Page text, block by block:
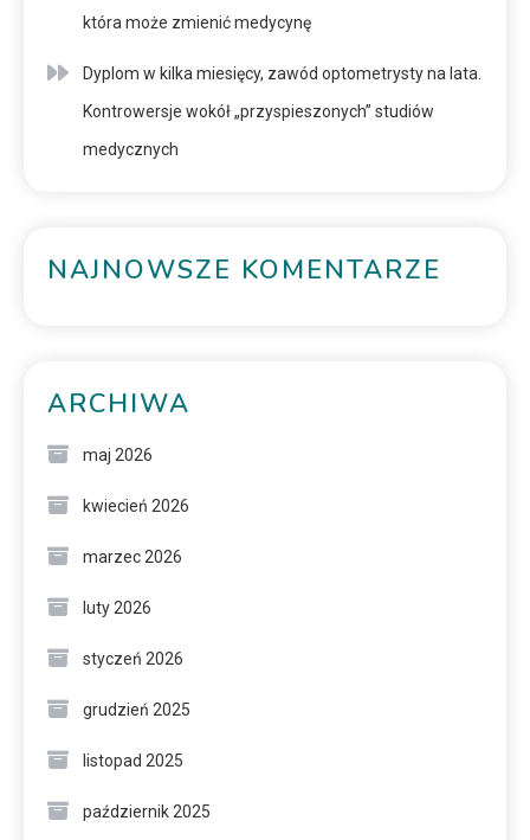
która może zmienić medycynę
Dyplom w kilka miesięcy, zawód optometrysty na lata.
Kontrowersje wokół „przyspieszonych” studiów
medycznych
NAJNOWSZE KOMENTARZE
ARCHIWA
maj 2026
kwiecień 2026
marzec 2026
luty 2026
styczeń 2026
grudzień 2025
listopad 2025
październik 2025